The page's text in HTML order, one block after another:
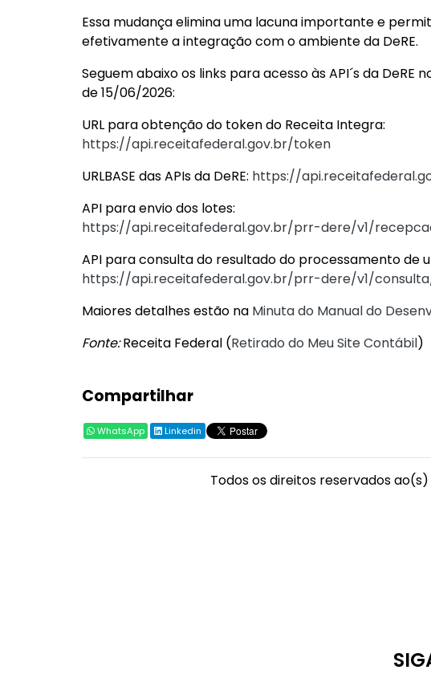
Essa mudança elimina uma lacuna importante e
efetivamente a integração com o ambiente da DeRE.
Seguem abaixo os links para acesso às API´s da
de 15/06/2026:
URL para obtenção do token do Receita Integra:
https://api.receitafederal.gov.br/token
URLBASE das APIs da DeRE: https://
API para envio dos lotes:
https://api.receitafederal.gov.br/prr-dere/v1/
API para consulta do resultado do processamento de
https://api.receitafederal.gov.br/prr-dere/v1/
Maiores detalhes estão na Minuta do Manual do
Fonte:Receita Federal (Retirado do Meu Site Contábil)
Compartilhar
WhatsApp Linkedin
Todos os direitos reservados